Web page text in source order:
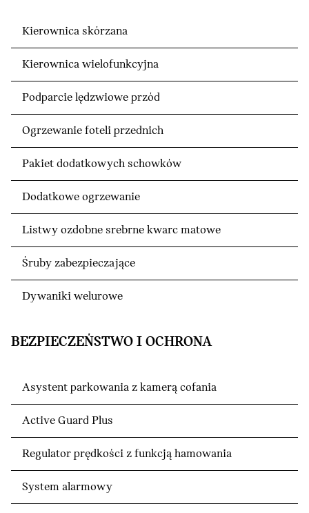
Kierownica skórzana
Kierownica wielofunkcyjna
Podparcie lędzwiowe przód
Ogrzewanie foteli przednich
Pakiet dodatkowych schowków
Dodatkowe ogrzewanie
Listwy ozdobne srebrne kwarc matowe
Śruby zabezpieczające
Dywaniki welurowe
BEZPIECZEŃSTWO I OCHRONA
Asystent parkowania z kamerą cofania
Active Guard Plus
Regulator prędkości z funkcją hamowania
System alarmowy